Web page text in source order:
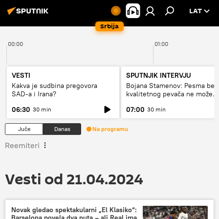
Srbija
LAT
00:00 01:00
VESTI
Kakva je sudbina pregovora
SAD-a i Irana?
06:30 30 min
SPUTNJIK INTERVJU
Bojana Stamenov: Pesma bez
kvalitetnog pevača ne može
07:00 30 min
Juče Danas Na programu
Reemiteri
Vesti od 21.04.2024
Novak gledao spektakularni „El Klasiko“: